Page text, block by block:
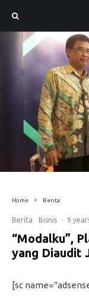
Home Berita
Berita Bisnis · 9
“Modalku”,
yang Diaudit
[sc